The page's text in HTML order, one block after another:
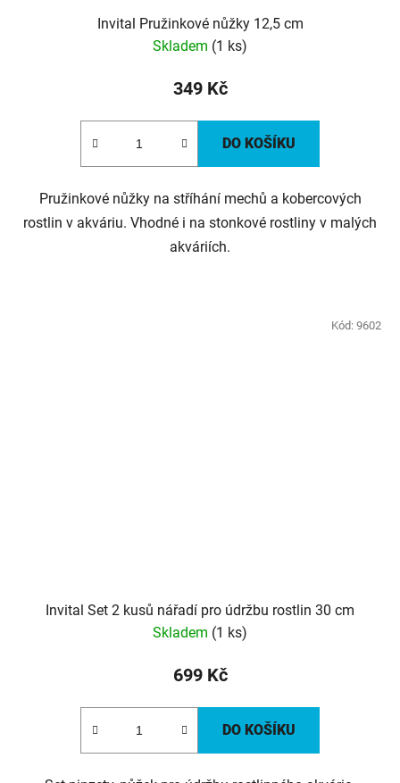
Invital Pružinkové nůžky 12,5 cm
Skladem (1 ks)
349 Kč
DO KOŠÍKU
Pružinkové nůžky na stříhání mechů a kobercových
rostlin v akváriu. Vhodné i na stonkové rostliny v malých
akváriích.
Invital Set 2 kusů nářadí pro údržbu rostlin 30 cm
Skladem (1 ks)
699 Kč
DO KOŠÍKU
Kód: 9602